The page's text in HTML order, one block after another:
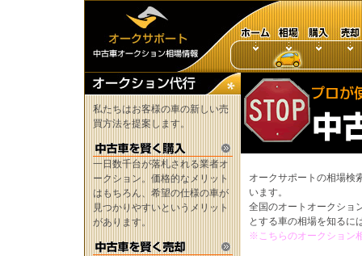
私たちはお客様の車の新しい売
買方法を提案します。
一日数千台が落札される業者オ
ークション。価格的なメリット
はもちろん、希望の仕様の車が
見つかりやすいというメリット
があります。
オークサポートの相場検
います。
全国のオートオークショ
とする車の相場を知るに
※こちらのオークション